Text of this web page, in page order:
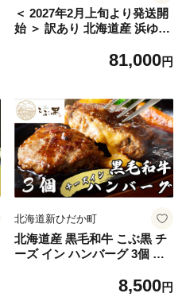
＜ 2027年2月上旬より発送開
始 ＞ 訳あり 北海道産 浜ゆで
に味噌 カニ味噌 ＜ 予約受付
81,000円
北海道新ひだか町
北海道産 黒毛和牛 こぶ黒 チ
ーズ イン ハンバーグ 3個 【
8,500円